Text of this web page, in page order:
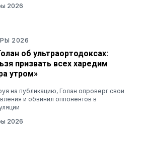
2026
2026
об ультраортодоксах:
призвать всех харедим
утром»
на публикацию, Голан опроверг свои
и обвинил оппонентов в
2026